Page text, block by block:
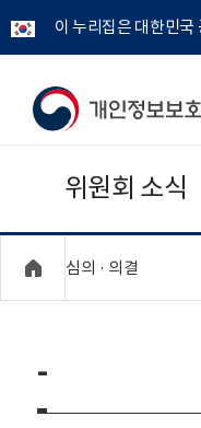
이 누리집은 대한민국
개
보
보
위
위원회 소식
심의 · 의결
-